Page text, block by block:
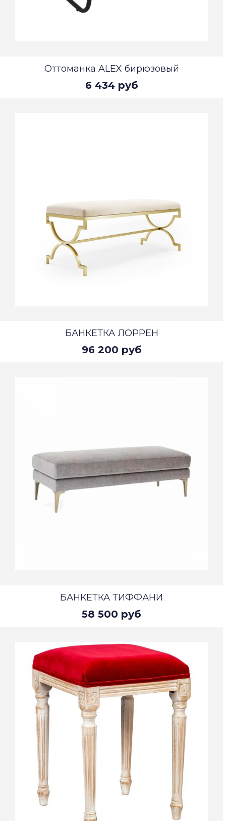
Оттоманка ALEX бирюзовый
6 434 руб
БАНКЕТКА ЛОРРЕН
96 200 руб
БАНКЕТКА ТИФФАНИ
58 500 руб